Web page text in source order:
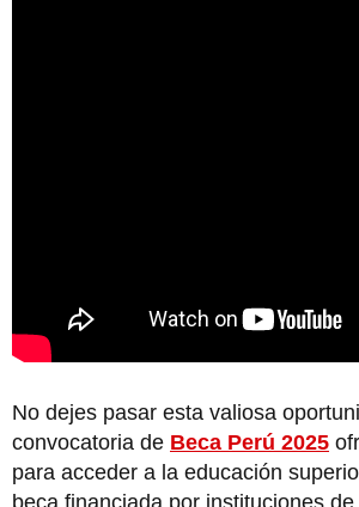
No dejes pasar esta valiosa
convocatoria de Beca Perú 2025
para acceder a la educación
beca financiada por instituciones